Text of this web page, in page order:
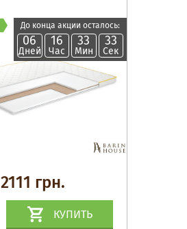
До конца акции осталось:
06
Дней
16
Час
33
Мин
32
Сек
2111 грн.
КУПИТЬ